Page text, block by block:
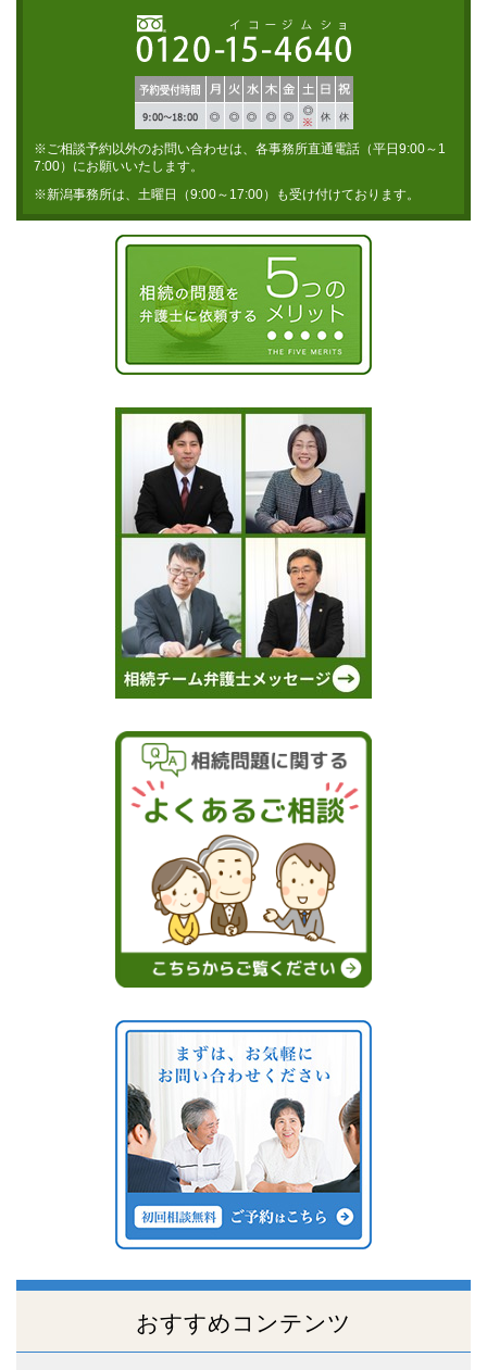
※ご相談予約以外のお問い合わせは、各事務所直通電話（平日9:00～1
7:00）にお願いいたします。
※新潟事務所は、土曜日（9:00～17:00）も受け付けております。
おすすめコンテンツ